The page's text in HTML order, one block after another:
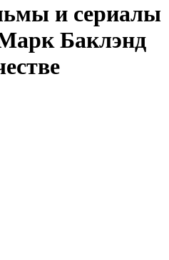
и сериалы
Баклэнд